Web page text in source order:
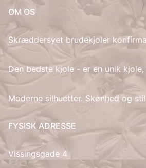
IT
LV
LT
NO
PT
OM OS
Skræddersyet brudekjoler
Den bedste kjole - er en unik
Moderne silhuetter. Skønhed og
FYSISK ADRESSE
Vissingsgade 4